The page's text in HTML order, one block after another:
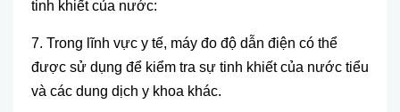
tinh khiết của nước:
7. Trong lĩnh vực y tế, máy đo độ dẫn điện có thể
được sử dụng để kiểm tra sự tinh khiết của nước tiểu
và các dung dịch y khoa khác.